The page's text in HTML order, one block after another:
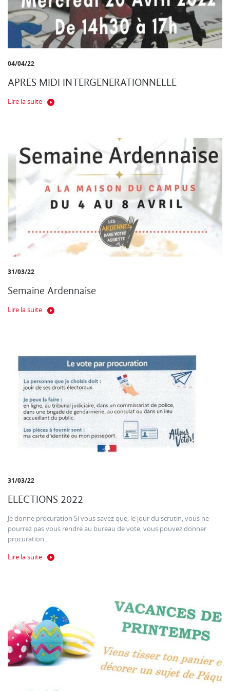
04/04/22
APRES MIDI INTERGENERATIONNELLE
Lire la suite
31/03/22
Semaine Ardennaise
Lire la suite
31/03/22
ELECTIONS 2022
Je donne procuration Si vous savez que, le jour du scrutin, vous ne
pourrez pas vous rendre au bureau de vote, vous pouvez donner
procuration...
Lire la suite